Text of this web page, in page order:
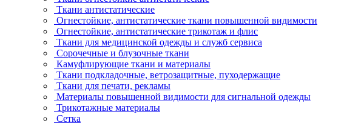
Ткани антистатические
Огнестойкие, антистатические ткани повышенной видимости
Огнестойкие, антистатические трикотаж и флис
Ткани для медицинской одежды и служб сервиса
Сорочечные и блузочные ткани
Камуфлирующие ткани и материалы
Ткани подкладочные, ветрозащитные, пуходержащие
Ткани для печати, рекламы
Материалы повышенной видимости для сигнальной одежды
Трикотажные материалы
Сетка